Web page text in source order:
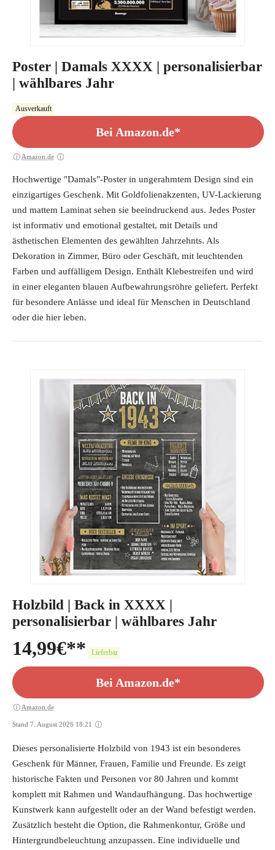
Poster | Damals XXXX | personalisierbar
| wählbares Jahr
Ausverkauft
Bei Amazon.de*
Amazon.de
Hochwertige "Damals"-Poster in ungerahmtem Design sind ein
einzigartiges Geschenk. Mit Goldfolienakzenten, UV-Lackierung
und mattem Laminat sehen sie beeindruckend aus. Jedes Poster
ist informativ und emotional gestaltet, mit Details und
ästhetischen Elementen des gewählten Jahrzehnts. Als
Dekoration in Zimmer, Büro oder Geschäft, mit leuchtenden
Farben und auffälligem Design. Enthält Klebestreifen und wird
in einer eleganten blauen Aufbewahrungsröhre geliefert. Perfekt
für besondere Anlässe und ideal für Menschen in Deutschland
oder die hier leben.
Holzbild | Back in XXXX |
personalisierbar | wählbares Jahr
14,99€ Lieferbar
Bei Amazon.de*
Amazon.de
Stand 7. August 2026 18:21
Dieses personalisierte Holzbild von 1943 ist ein besonderes
Geschenk für Männer, Frauen, Familie und Freunde. Es zeigt
historische Fakten und Personen vor 80 Jahren und kommt
komplett mit Rahmen und Wandaufhängung. Das hochwertige
Kunstwerk kann aufgestellt oder an der Wand befestigt werden.
Zusätzlich besteht die Option, die Rahmenkontur, Größe und
Hintergrundbeleuchtung anzupassen. Eine individuelle und